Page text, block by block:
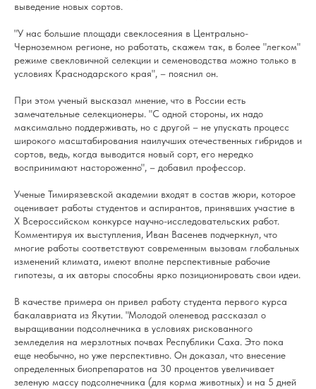
выведение новых сортов.
"У нас большие площади свеклосеяния в Центрально-
Черноземном регионе, но работать, скажем так, в более "легком"
режиме свекловичной селекции и семеноводства можно только в
условиях Краснодарского края", – пояснил он.
При этом ученый высказал мнение, что в России есть
замечательные селекционеры. "С одной стороны, их надо
максимально поддерживать, но с другой – не упускать процесс
широкого масштабирования наилучших отечественных гибридов и
сортов, ведь, когда выводится новый сорт, его нередко
воспринимают настороженно", – добавил профессор.
Ученые Тимирязевской академии входят в состав жюри, которое
оценивает работы студентов и аспирантов, принявших участие в
X Всероссийском конкурсе научно-исследовательских работ.
Комментируя их выступления, Иван Васенев подчеркнул, что
многие работы соответствуют современным вызовам глобальных
изменений климата, имеют вполне перспективные рабочие
гипотезы, а их авторы способны ярко позиционировать свои идеи.
В качестве примера он привел работу студента первого курса
бакалавриата из Якутии. "Молодой оленевод рассказал о
выращивании подсолнечника в условиях рискованного
земледелия на мерзлотных почвах Республики Саха. Это пока
еще необычно, но уже перспективно. Он доказал, что внесение
определенных биопрепаратов на 30 процентов увеличивает
зеленую массу подсолнечника (для корма животных) и на 5 дней